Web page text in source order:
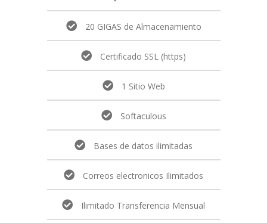
20 GIGAS de Almacenamiento
Certificado SSL (https)
1 Sitio Web
Softaculous
Bases de datos ilimitadas
Correos electronicos Ilimitados
Ilimitado Transferencia Mensual